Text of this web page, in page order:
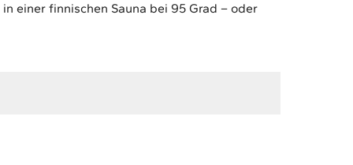
einer finnischen Sauna bei 95 Grad – oder